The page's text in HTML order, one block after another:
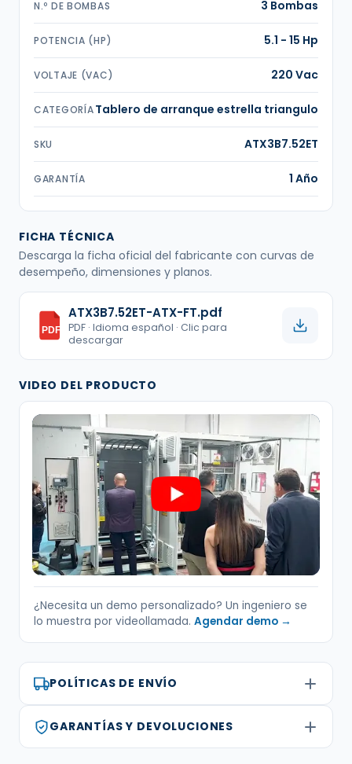
N.º DE BOMBAS 3 Bombas
POTENCIA (HP) 5.1 - 15 Hp
VOLTAJE (VAC) 220 Vac
CATEGORÍATablero de arranque estrella triangulo
SKU ATX3B7.52ET
GARANTÍA 1 Año
FICHA TÉCNICA
Descarga la ficha oficial del fabricante con curvas de
desempeño, dimensiones y planos.
PDF
ATX3B7.52ET-ATX-FT.pdf
PDF · Idioma español · Clic para
descargar
VIDEO DEL PRODUCTO
¿Necesita un demo personalizado? Un ingeniero se
lo muestra por videollamada. Agendar demo →
POLÍTICAS DE ENVÍO
GARANTÍAS Y DEVOLUCIONES